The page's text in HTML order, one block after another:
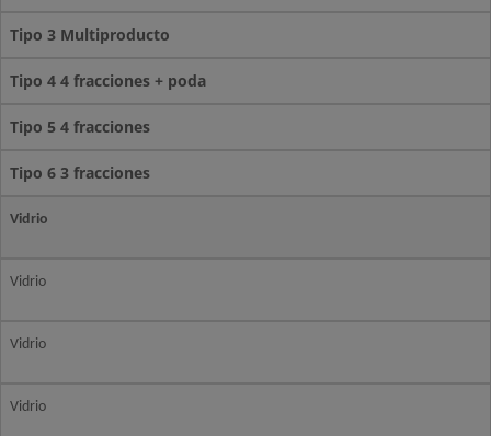
Tipo 3 Multiproducto
Tipo 4 4 fracciones + poda
Tipo 5 4 fracciones
Tipo 6 3 fracciones
Vidrio
Vidrio
Vidrio
Vidrio